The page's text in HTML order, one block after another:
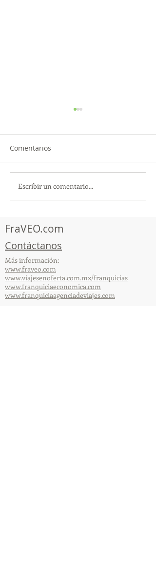
TourTravelynByFraveo
participó en la
Comentarios
Escribir un comentario...
FraVEO.com
Contáctanos
Más información:
www.fraveo.com
www.viajesenoferta.com.mx/franquicias
www.franquiciaeconomica.com
www.franquiciaagenciadeviajes.com